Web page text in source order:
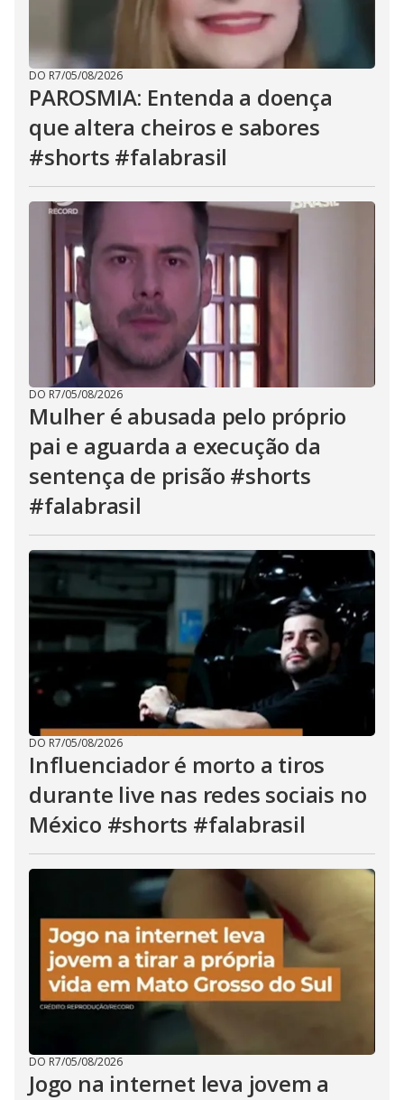
DO R7/05/08/2026
PAROSMIA: Entenda a doença
que altera cheiros e sabores
#shorts #falabrasil
DO R7/05/08/2026
Mulher é abusada pelo próprio
pai e aguarda a execução da
sentença de prisão #shorts
#falabrasil
DO R7/05/08/2026
Influenciador é morto a tiros
durante live nas redes sociais no
México #shorts #falabrasil
DO R7/05/08/2026
Jogo na internet leva jovem a